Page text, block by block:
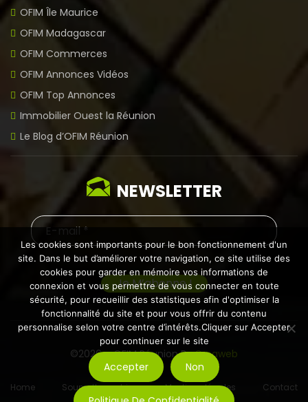
OFIM Île Maurice
OFIM Madagascar
OFIM Commerces
OFIM Annonces Vidéos
OFIM Top Annonces
Immobilier Ouest la Réunion
Le Blog d’OFIM Réunion
NEWSLETTER
©2026 – OFIM Réunion ByCreaweb
Home Soumettre un bien Mentions légales Contact
Les cookies sont importants pour le bon fonctionnement d'un
site. Dans le but d’améliorer votre navigation, ce site utilise des
cookies pour garder en mémoire vos informations de
connexion et vous permettre de vous connecter en toute
sécurité, pour recueillir des statistiques afin d'optimiser la
fonctionnalité du site et pour vous offrir du contenu
personnalise selon votre centre d’intérêts.Cliquer sur Accepter
pour continuer sur le site
Accepter Non